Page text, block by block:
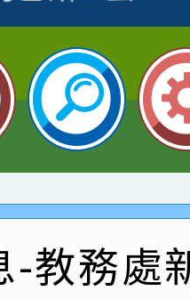
市科展 國
王老師、
年二班張O
賽國小朗讀
老師
加桃園市中
師榮獲教
二名
與2026世
學小創客佳
。
加桃園市中
師榮獲社
巴斯O蜜、
市科展 國
年二班張O
-教務處